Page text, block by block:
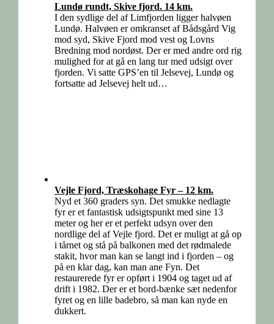
Lundø rundt, Skive fjord. 14 km.
I den sydlige del af Limfjorden ligger halvøen
Lundø. Halvøen er omkranset af Bådsgård Vig
mod syd, Skive Fjord mod vest og Lovns
Bredning mod nordøst. Der er med andre ord rig
mulighed for at gå en lang tur med udsigt over
fjorden. Vi satte GPS’en til Jelsevej, Lundø og
fortsatte ad Jelsevej helt ud…
Vejle Fjord, Træskohage Fyr – 12 km.
Nyd et 360 graders syn. Det smukke nedlagte
fyr er et fantastisk udsigtspunkt med sine 13
meter og her er et perfekt udsyn over den
nordlige del af Vejle fjord. Det er muligt at gå op
i tårnet og stå på balkonen med det rødmalede
stakit, hvor man kan se langt ind i fjorden – og
på en klar dag, kan man ane Fyn. Det
restaurerede fyr er opført i 1904 og taget ud af
drift i 1982. Der er et bord-bænke sæt nedenfor
fyret og en lille badebro, så man kan nyde en
dukkert.